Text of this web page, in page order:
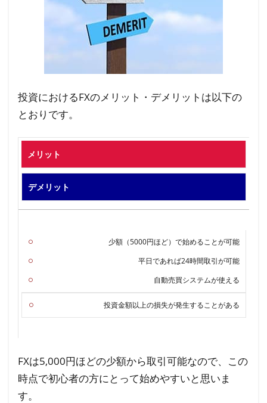
6.1
FX初
心者
が最
短で
利益
を上
げる
方法
め
投資におけるFXのメリット・デメリットは以下の
とおりです。
メリット
デメリット
少額（5000円ほど）で始めることが可能
平日であれば24時間取引が可能
自動売買システムが使える
投資金額以上の損失が発生することがある
FXは5,000円ほどの少額から取引可能なので、この
時点で初心者の方にとって始めやすいと思いま
す。